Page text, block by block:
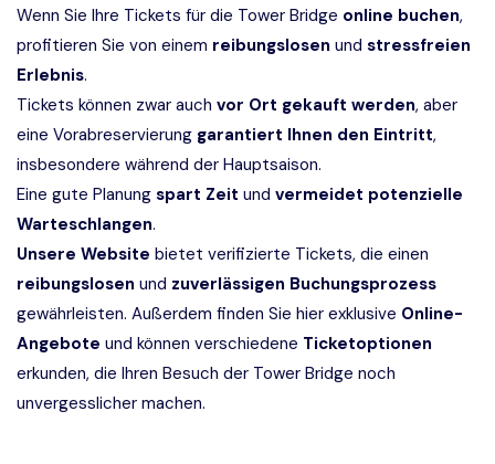
Wenn Sie Ihre Tickets für die Tower Bridge online buchen,
profitieren Sie von einem reibungslosen und stressfreien
Erlebnis.
Tickets können zwar auch vor Ort gekauft werden, aber
eine Vorabreservierung garantiert Ihnen den Eintritt,
insbesondere während der Hauptsaison.
Eine gute Planung spart Zeit und vermeidet potenzielle
Warteschlangen.
Unsere Website bietet verifizierte Tickets, die einen
reibungslosen und zuverlässigen Buchungsprozess
gewährleisten. Außerdem finden Sie hier exklusive Online-
Angebote und können verschiedene Ticketoptionen
erkunden, die Ihren Besuch der Tower Bridge noch
unvergesslicher machen.